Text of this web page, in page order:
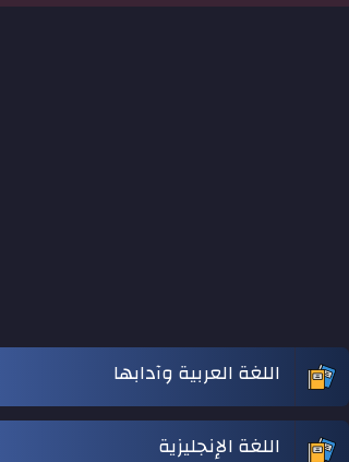
اللغة العربية وآدابها
اللغة الإنجليزية